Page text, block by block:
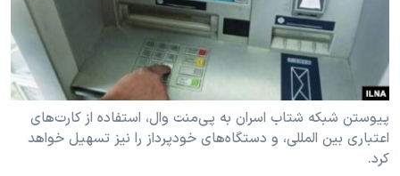
فرهنگ و زندگی
حقوق شهروندی
علم و فناوری
اسرائیل در جنگ
مستندها
انتخابات ریاست جمهوری آمریکا ۲۰۲۴
حمله جمهوری اسلامی به اسرائیل
رمز مهسا
ورزش زنان در ایران
دنبال کنید
زبانهای مختلف
پیوستن شبکه شتاب اسران به پی‌منت وال، استفاده از کارت‌های
اعتباری بین المللی، و دستگاه‌های خودپرداز را نیز تسهیل خواهد
کرد.